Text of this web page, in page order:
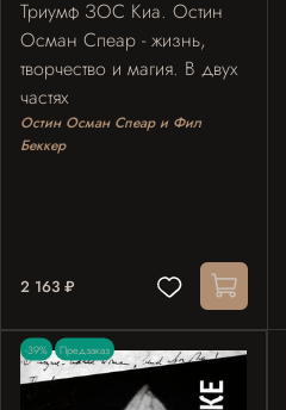
Триумф ЗОС Киа. Остин
Осман Спеар - жизнь,
творчество и магия. В двух
частях
Остин Осман Спеар и Фил
Беккер
2 163 ₽
-39% Предзаказ